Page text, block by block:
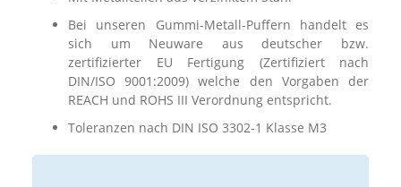
Bei unseren Gummi-Metall-Puffern handelt es
sich um Neuware aus deutscher bzw.
zertifizierter EU Fertigung (Zertifiziert nach
DIN/ISO 9001:2009) welche den Vorgaben der
REACH und ROHS III Verordnung entspricht.
Toleranzen nach DIN ISO 3302-1 Klasse M3